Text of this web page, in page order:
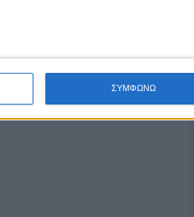
ΣΥΜΦΩΝΩ
κάτι που έχει
στον κόσμο γύρω τους».
για παράδειγμα βρήκαμε ότι
να αποδοθεί στην μεγάλη